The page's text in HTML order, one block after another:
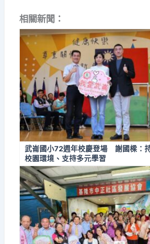
相關新聞：
武崙國小72週年校慶登場 謝國樑：
校園環境、支持多元學習